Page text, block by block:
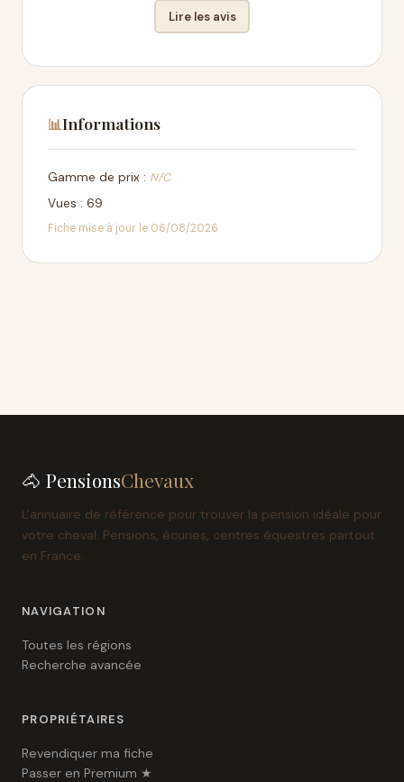
Lire les avis
📊Informations
Gamme de prix : N/C
Vues : 69
Fiche mise à jour le 06/08/2026
🐴 PensionsChevaux
L'annuaire de référence pour trouver la pension idéale pour
votre cheval. Pensions, écuries, centres équestres partout
en France.
NAVIGATION
Toutes les régions
Recherche avancée
PROPRIÉTAIRES
Revendiquer ma fiche
Passer en Premium ★